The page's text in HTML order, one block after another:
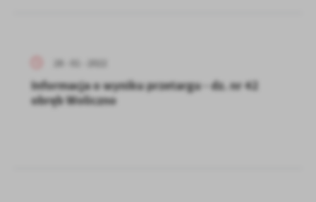
28 - 01 - 2022
Informacja o wyniku przetargu - dz. nr 42
obręb Woliczno